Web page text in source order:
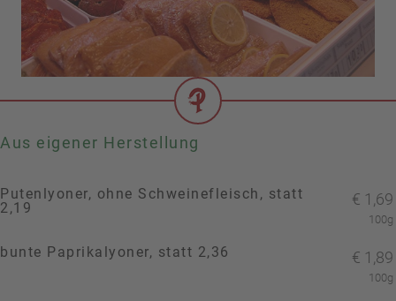
Aus eigener Herstellung
Putenlyoner, ohne Schweinefleisch, statt
2,19
€ 1,69
100g
bunte Paprikalyoner, statt 2,36 € 1,89
100g